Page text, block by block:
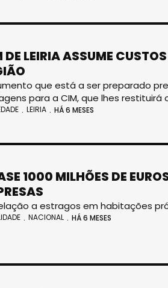
DE LEIRIA ASSUME
que está a ser preparado
para a CIM, que lhes restituirá
LEIRIA HÁ 6 MESES
1000 MILHÕES DE
a estragos em habitações
NACIONAL HÁ 6 MESES